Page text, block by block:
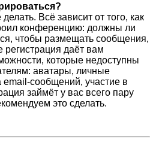
Всё зависит от того, как
конференцию: должны ли
чтобы размещать сообщения,
регистрация даёт вам
которые недоступны
аватары, личные
сообщений, участие в
займёт у вас всего пару
это сделать.